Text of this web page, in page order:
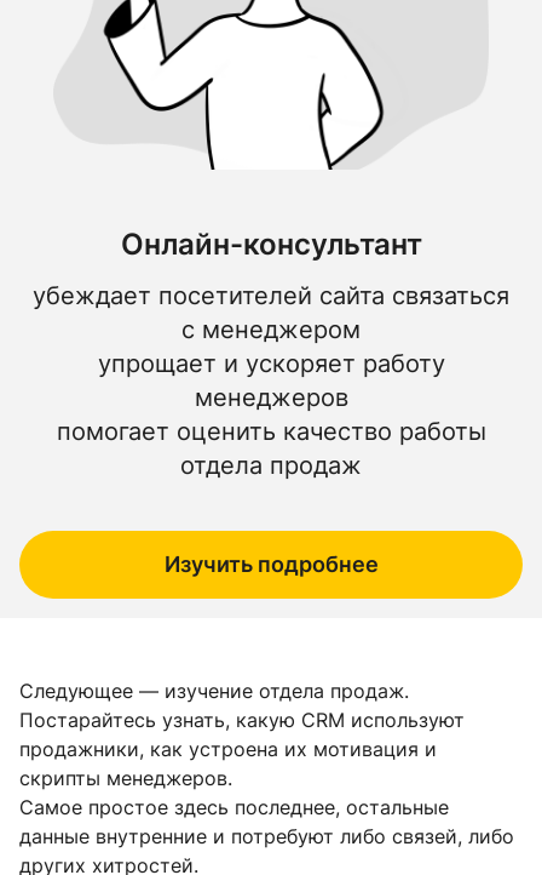
Онлайн-консультант
убеждает посетителей сайта связаться
с менеджером
упрощает и ускоряет работу
менеджеров
помогает оценить качество работы
отдела продаж
Изучить подробнее
Следующее — изучение отдела продаж.
Постарайтесь узнать, какую CRM используют
продажники, как устроена их мотивация и
скрипты менеджеров.
Самое простое здесь последнее, остальные
данные внутренние и потребуют либо связей, либо
других хитростей.